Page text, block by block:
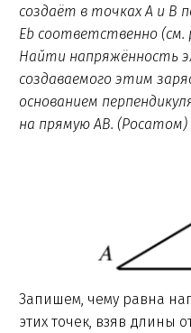
создаёт в точках A и B
Eb соответственно (см.
Найти напряжённость
создаваемого этим
основанием
на прямую AB. (Росатом)
Запишем, чему равна
этих точек, взяв длины